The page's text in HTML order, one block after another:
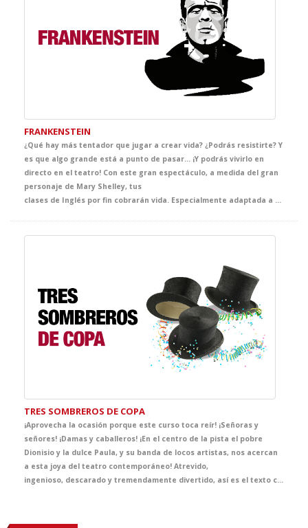
FRANKENSTEIN
¿Qué hay más tentador que jugar a crear vida? ¿Podrás resistirte? Y
es que algo grande está a punto de pasar... ¡Y podrás vivirlo en
directo en el teatro! Con este gran espectáculo, a medida del gran
personaje de Mary Shelley, tus
clases de Inglés por fin cobrarán vida. Especialmente adaptada a su nivel, tus alumnos disfrutarán a lo grande del espectáculo más bestia de la temporada.
TRES SOMBREROS DE COPA
¡Aprovecha la ocasión porque este curso toca reír! ¡Señoras y
señores! ¡Damas y caballeros! ¡En el centro de la pista el pobre
Dionisio y la dulce Paula, y su banda de locos artistas, nos acercan
a esta joya del teatro contemporáneo! Atrevido,
ingenioso, descarado y tremendamente divertido, así es el texto con el que Mihura denuncia lo absurdo de muchas de las convenciones sociales. Una opción ideal para despertar en tus alumnos el interés por el teatro a través de un espectáculo que no olvidarán.